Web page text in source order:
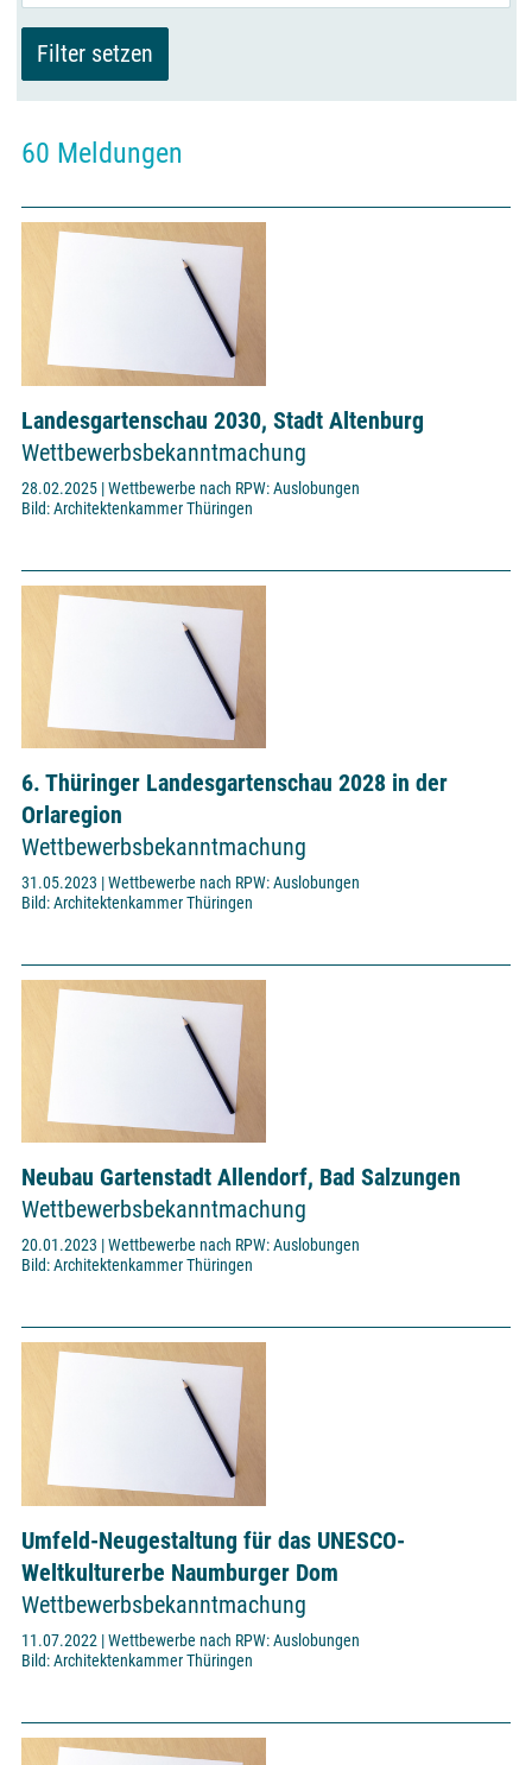
60 Meldungen
Landesgartenschau 2030, Stadt Altenburg
Wettbewerbsbekanntmachung
28.02.2025 | Wettbewerbe nach RPW: Auslobungen
Bild: Architektenkammer Thüringen
6. Thüringer Landesgartenschau 2028 in der
Orlaregion
Wettbewerbsbekanntmachung
31.05.2023 | Wettbewerbe nach RPW: Auslobungen
Bild: Architektenkammer Thüringen
Neubau Gartenstadt Allendorf, Bad Salzungen
Wettbewerbsbekanntmachung
20.01.2023 | Wettbewerbe nach RPW: Auslobungen
Bild: Architektenkammer Thüringen
Umfeld-Neugestaltung für das UNESCO-
Weltkulturerbe Naumburger Dom
Wettbewerbsbekanntmachung
11.07.2022 | Wettbewerbe nach RPW: Auslobungen
Bild: Architektenkammer Thüringen